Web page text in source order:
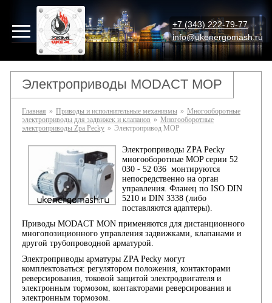
+7 (343) 222-79-77
info@ukenergomash.ru
Электроприводы MODACT MOP
Главная » Приводы и исполнительные механизмы » Многооборотные
электроприводы для задвижек и клапанов » Многооборотные
электроприводы Zpa Pecky » Электропривод MOP
Электроприводы ZPA Pecky
многооборотные MOP серии 52
030 - 52 036 монтируются
непосредственно на орган
управления. Фланец по ISO DIN
5210 и DIN 3338 (либо
поставляются адаптеры).
Приводы MODACT MON применяются для дистанционного
многопозиционного управления задвижками, клапанами и
другой трубопроводной арматурой.
Электроприводы арматуры ZPA Pecky могут
комплектоваться: регулятором положения, контакторами
реверсирования, токовой защитой электродвигателя и
электронным тормозом, контакторами реверсирования и
электронным тормозом.